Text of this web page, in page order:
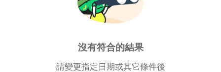
沒有符合的結果
請變更指定日期或其它條件後